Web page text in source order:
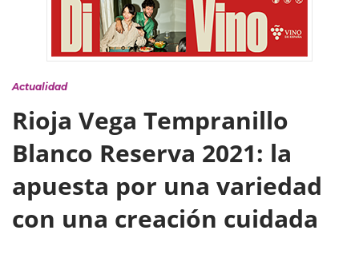
Actualidad
Rioja Vega Tempranillo
Blanco Reserva 2021: la
apuesta por una variedad
con una creación cuidada